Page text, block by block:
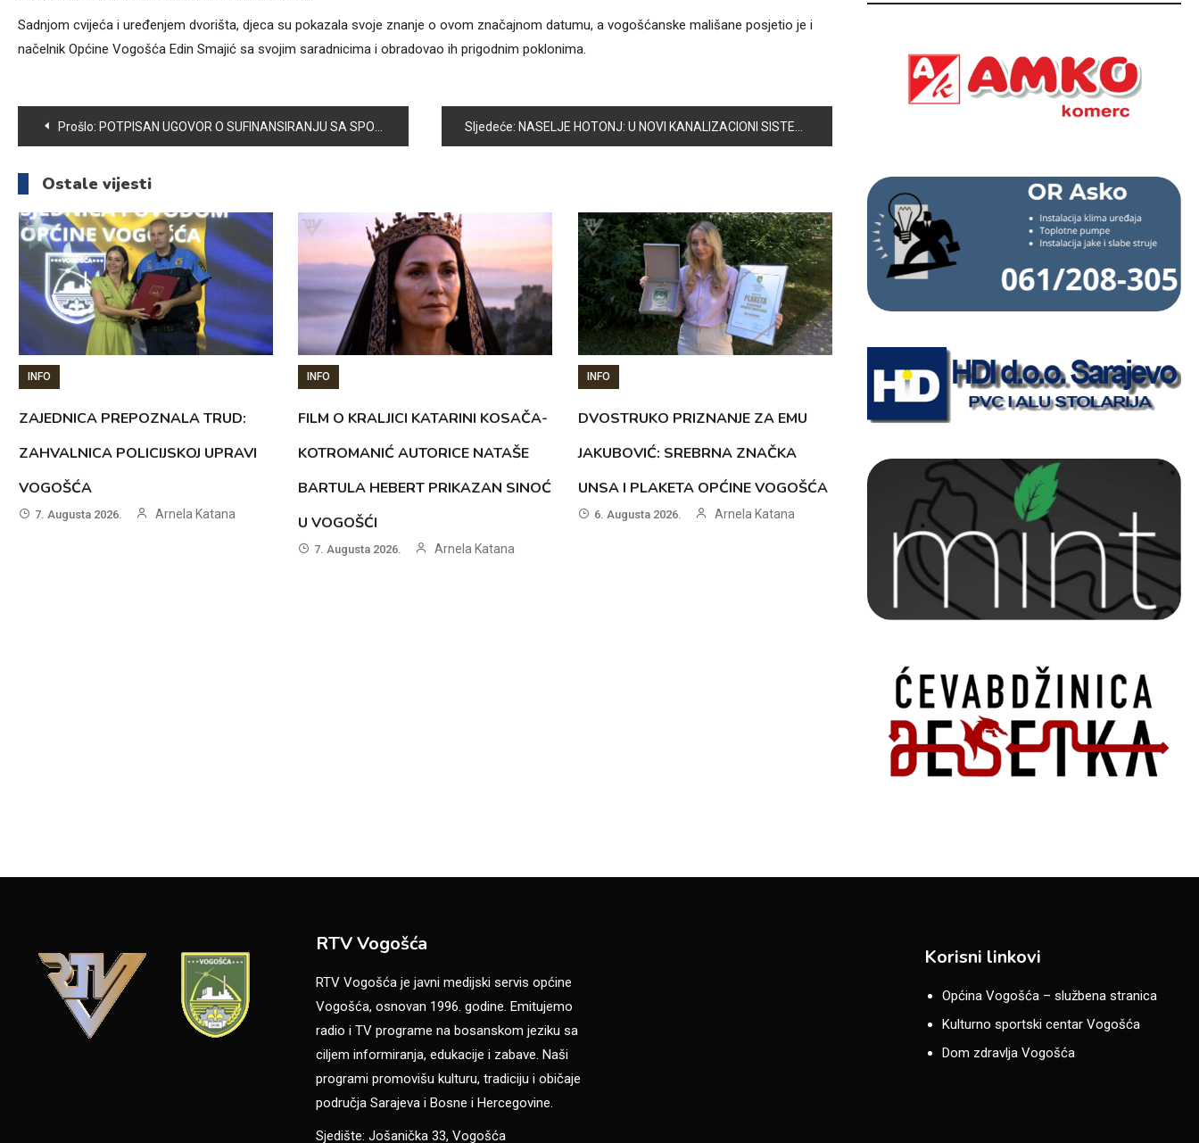
Sadnjom cvijeća i uređenjem dvorišta, djeca su pokazala svoje znanje o ovom značajnom datumu, a vogošćanske mališane posjetio je i
načelnik Općine Vogošća Edin Smajić sa svojim saradnicima i obradovao ih prigodnim poklonima.
Navigacija
članaka
Prošlo: POTPISAN UGOVOR O SUFINANSIRANJU SA SPORTSKO-REKREATIVNIM UDRUŽENJEM “ZDRAV POKRET” VOGOŠĆA Sljedeće: NASELJE HOTONJ: U NOVI KANALIZACIONI SISTEM PRIKLJUČENO 25 DOMAĆINSTAVA
Ostale vijesti
INFO
ZAJEDNICA PREPOZNALA TRUD:
ZAHVALNICA POLICIJSKOJ UPRAVI
VOGOŠĆA
7. Augusta 2026. Arnela Katana
INFO
FILM O KRALJICI KATARINI KOSAČA-
KOTROMANIĆ AUTORICE NATAŠE
BARTULA HEBERT PRIKAZAN SINOĆ
U VOGOŠĆI
7. Augusta 2026. Arnela Katana
INFO
DVOSTRUKO PRIZNANJE ZA EMU
JAKUBOVIĆ: SREBRNA ZNAČKA
UNSA I PLAKETA OPĆINE VOGOŠĆA
6. Augusta 2026. Arnela Katana
RTV Vogošća
RTV Vogošća je javni medijski servis općine
Vogošća, osnovan 1996. godine. Emitujemo
radio i TV programe na bosanskom jeziku sa
ciljem informiranja, edukacije i zabave. Naši
programi promovišu kulturu, tradiciju i običaje
područja Sarajeva i Bosne i Hercegovine.
Sjedište: Jošanička 33, Vogošća
Korisni linkovi
Općina Vogošća – službena stranica
Kulturno sportski centar Vogošća
Dom zdravlja Vogošća